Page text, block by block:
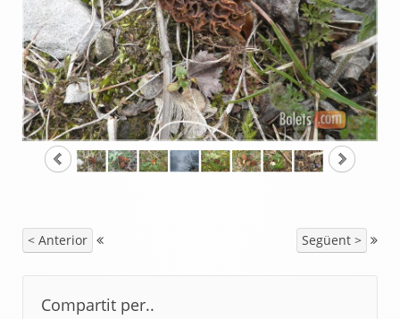
< Anterior Següent >
Compartit per..